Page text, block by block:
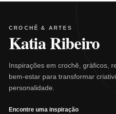
CROCHÊ & ARTES
Katia Ribeiro
Inspirações em crochê, gráficos,
bem-estar para transformar
personalidade.
Encontre uma inspiração